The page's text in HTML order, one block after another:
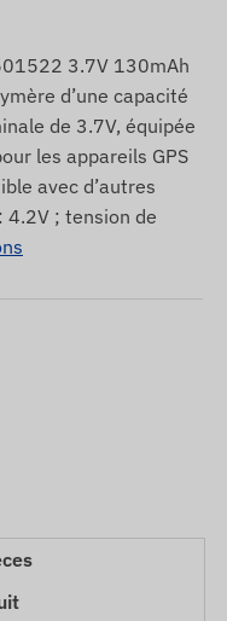
3.7V 130mAh
d’une capacité
de 3.7V, équipée
les appareils GPS
avec d’autres
4.2V ; tension de